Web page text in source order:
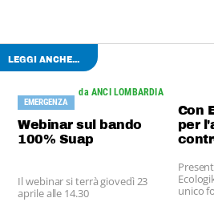
LEGGI ANCHE...
da ANCI LOMBARDIA
EMERGENZA
Webinar sul bando
100% Suap
Il webinar si terrà giovedì 23
aprile alle 14.30
Con
per
unico